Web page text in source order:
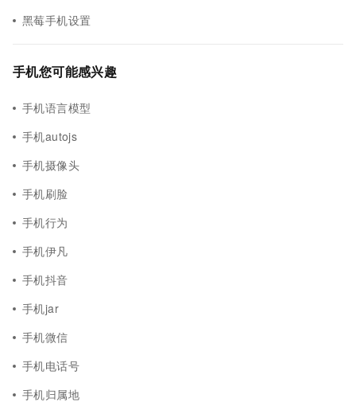
黑莓手机设置
手机您可能感兴趣
手机语言模型
手机autojs
手机摄像头
手机刷脸
手机行为
手机伊凡
手机抖音
手机jar
手机微信
手机电话号
手机归属地